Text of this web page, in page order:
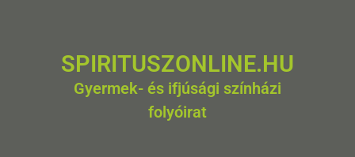
SPIRITUSZONLINE.HU
Gyermek- és ifjúsági színházi
folyóirat